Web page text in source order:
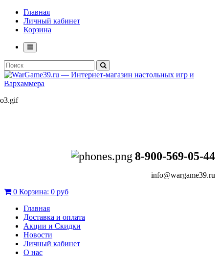
Главная
Личный кабинет
Корзина
8-900-569-05-44
info@wargame39.ru
0 Корзина: 0 руб
Главная
Доставка и оплата
Акции и Скидки
Новости
Личный кабинет
О нас